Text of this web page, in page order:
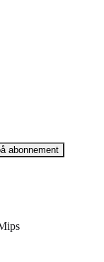
abonnement